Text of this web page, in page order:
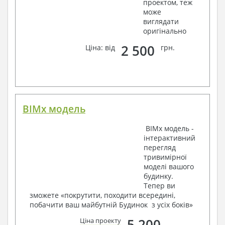
3. Інженерний розділ (купується додатково
Умовні позначення із загальними даними
Система опалення
Умовні позначення та загальні дані
План мереж освітлення, план силових мереж
Схема системи рівняння потенціалів
Схема повторного контуру заземлення
Специфікація матеріалів
Термін виготовлення проекту будинку становить від 7
проектом, теж
може
виглядати
оригінально
Ціна: від
2 500 грн.
BIMx модель
BIMx модель -
інтерактивний
перегляд
тривимірної
моделі вашого
будинку.
Тепер ви
зможете «покрутити, походити всередині,
побачити ваш майбутній Будинок з усіх боків»
Ціна проекту